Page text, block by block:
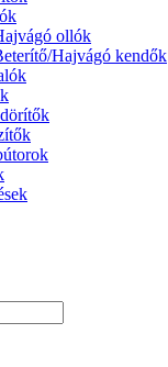
ollók
Hajvágó kendők